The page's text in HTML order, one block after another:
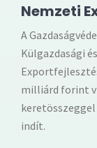
Nemzeti
A
Külgazdasági
milliárd forint
indít.